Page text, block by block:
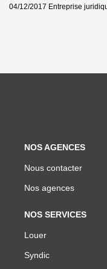
04/12/2017 Entreprise
NOS AGENCES
Nous contacter
Nos agences
NOS SERVICES
Louer
Syndic